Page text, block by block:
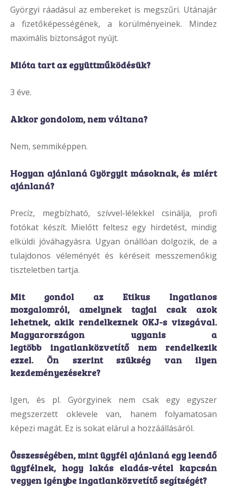
Györgyi ráadásul az embereket is megszűri. Utánajár
a fizetőképességének, a körülményeinek. Mindez
maximális biztonságot nyújt.
Mióta tart az együttműködésük?
3 éve.
Akkor gondolom, nem váltana?
Nem, semmiképpen.
Hogyan ajánlaná Györgyit másoknak, és miért
ajánlaná?
Precíz, megbízható, szívvel-lélekkel csinálja, profi
fotókat készít. Mielőtt feltesz egy hirdetést, mindig
elküldi jóváhagyásra. Ugyan önállóan dolgozik, de a
tulajdonos véleményét és kéréseit messzemenőkig
tiszteletben tartja.
Mit gondol az Etikus Ingatlanos
mozgalomról, amelynek tagjai csak azok
lehetnek, akik rendelkeznek OKJ-s vizsgával.
Magyarországon ugyanis a
legtöbb ingatlanközvetítő nem rendelkezik
ezzel. Ön szerint szükség van ilyen
kezdeményezésekre?
Igen, és pl. Györgyinek nem csak egy egyszer
megszerzett oklevele van, hanem folyamatosan
képezi magát. Ez is sokat elárul a hozzáállásáról.
Összességében, mint ügyfél ajánlaná egy leendő
ügyfélnek, hogy lakás eladás-vétel kapcsán
vegyen igénybe ingatlanközvetítő segítségét?